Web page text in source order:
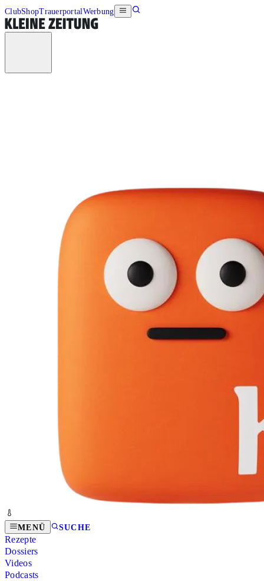
ClubShopTrauerportalWerbung
MENÜ SUCHE
Rezepte
Dossiers
Videos
Podcasts